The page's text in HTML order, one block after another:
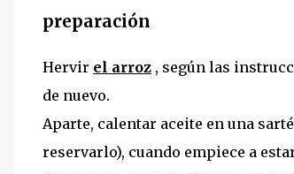
preparación
Hervir el arroz , según las
de nuevo.
Aparte, calentar aceite en una
reservarlo), cuando empiece a